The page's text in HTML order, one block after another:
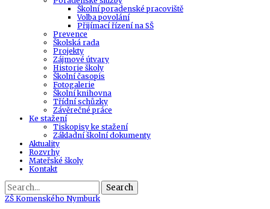
Školní poradenské pracoviště
Volba povolání
Přijímací řízení na SŠ
Prevence
Školská rada
Projekty
Zájmové útvary
Historie školy
Školní časopis
Fotogalerie
Školní knihovna
Třídní schůzky
Závěrečné práce
Ke stažení
Tiskopisy ke stažení
Základní školní dokumenty
Aktuality
Rozvrhy
Mateřské školy
Kontakt
Search
ZŠ Komenského Nymburk